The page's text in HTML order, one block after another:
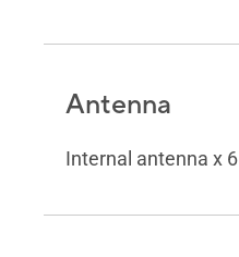
Antenna
Internal antenna x 6